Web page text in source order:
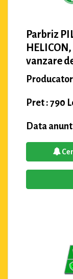
Parbriz
vanzare
Pret : 790
Data